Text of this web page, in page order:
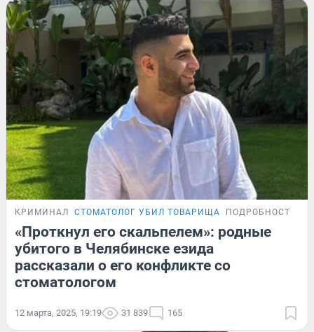
КРИМИНАЛ СТОМАТОЛОГ УБИЛ ТОВАРИЩА ПОДРОБНОСТИ
«Проткнул его скальпелем»: родные
убитого в Челябинске езида
рассказали о его конфликте со
стоматологом
12 марта, 2025, 19:19 31 839 165